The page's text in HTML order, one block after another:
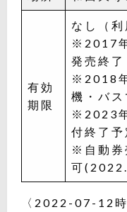
有効
期限
なし（利
※2017
発売終了
※2018
機・バス
※2023
付終了
※自動券
可
〈2022-07-12時